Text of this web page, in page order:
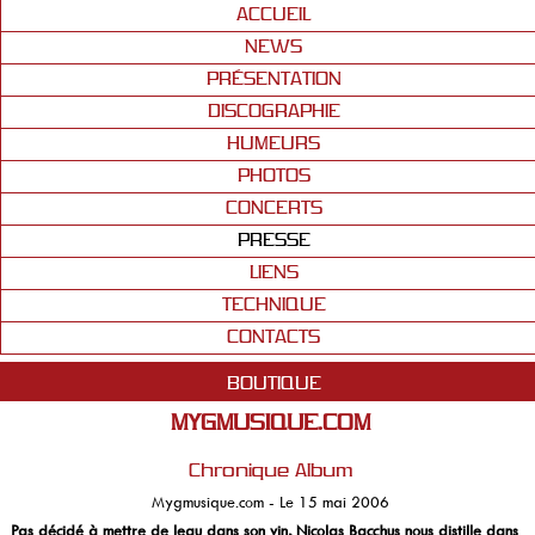
ACCUEIL
NEWS
PRÉSENTATION
DISCOGRAPHIE
HUMEURS
PHOTOS
CONCERTS
PRESSE
LIENS
TECHNIQUE
CONTACTS
BOUTIQUE
MYGMUSIQUE.COM
Chronique Album
Mygmusique.com - Le 15 mai 2006
Pas décidé à mettre de leau dans son vin, Nicolas Bacchus nous distille dans